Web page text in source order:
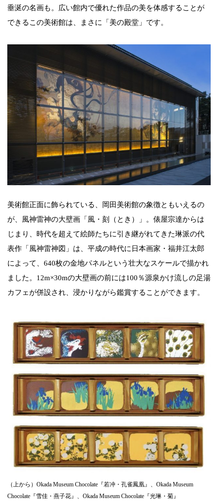
垂涎の名画も。広い館内で優れた作品の美を体感することが
できるこの美術館は、まさに「美の殿堂」です。
美術館正面に飾られている、岡田美術館の象徴ともいえるの
が、風神雷神の大壁画「風・刻（とき）」。俵屋宗達からは
じまり、時代を超えて絵師たちに引き継がれてきた琳派の代
表作「風神雷神図」は、平成の時代に日本画家・福井江太郎
によって、640枚の金地パネルという壮大なスケールで描かれ
ました。12m×30mの大壁画の前には100％源泉かけ流しの足湯
カフェが併設され、浸かりながら鑑賞することができます。
（上から）Okada Museum Chocolate『若冲・孔雀鳳凰』、Okada Museum
Chocolate『雪佳・燕子花』、Okada Museum Chocolate『光琳・菊』